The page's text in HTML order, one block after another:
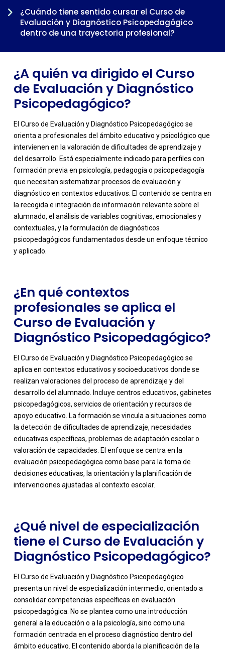
¿Cuándo tiene sentido cursar el Curso de
Evaluación y Diagnóstico Psicopedagógico
dentro de una trayectoria profesional?
¿A quién va dirigido el Curso
de Evaluación y Diagnóstico
Psicopedagógico?
El Curso de Evaluación y Diagnóstico Psicopedagógico se
orienta a profesionales del ámbito educativo y psicológico que
intervienen en la valoración de dificultades de aprendizaje y
del desarrollo. Está especialmente indicado para perfiles con
formación previa en psicología, pedagogía o psicopedagogía
que necesitan sistematizar procesos de evaluación y
diagnóstico en contextos educativos. El contenido se centra en
la recogida e integración de información relevante sobre el
alumnado, el análisis de variables cognitivas, emocionales y
contextuales, y la formulación de diagnósticos
psicopedagógicos fundamentados desde un enfoque técnico
y aplicado.
-
¿En qué contextos
profesionales se aplica el
Curso de Evaluación y
Diagnóstico Psicopedagógico?
El Curso de Evaluación y Diagnóstico Psicopedagógico se
aplica en contextos educativos y socioeducativos donde se
realizan valoraciones del proceso de aprendizaje y del
desarrollo del alumnado. Incluye centros educativos, gabinetes
psicopedagógicos, servicios de orientación y recursos de
apoyo educativo. La formación se vincula a situaciones como
la detección de dificultades de aprendizaje, necesidades
educativas específicas, problemas de adaptación escolar o
valoración de capacidades. El enfoque se centra en la
evaluación psicopedagógica como base para la toma de
decisiones educativas, la orientación y la planificación de
intervenciones ajustadas al contexto escolar.
-
¿Qué nivel de especialización
tiene el Curso de Evaluación y
Diagnóstico Psicopedagógico?
El Curso de Evaluación y Diagnóstico Psicopedagógico
presenta un nivel de especialización intermedio, orientado a
consolidar competencias específicas en evaluación
psicopedagógica. No se plantea como una introducción
general a la educación o a la psicología, sino como una
formación centrada en el proceso diagnóstico dentro del
ámbito educativo. El contenido aborda la planificación de la